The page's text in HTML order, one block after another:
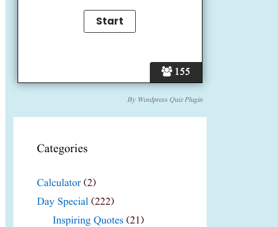
155
By Wordpress Quiz Plugin
Categories
Calculator (2)
Day Special (222)
Inspiring Quotes (21)